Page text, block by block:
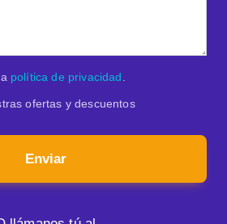
política de privacidad
ofertas y descuentos
Enviar